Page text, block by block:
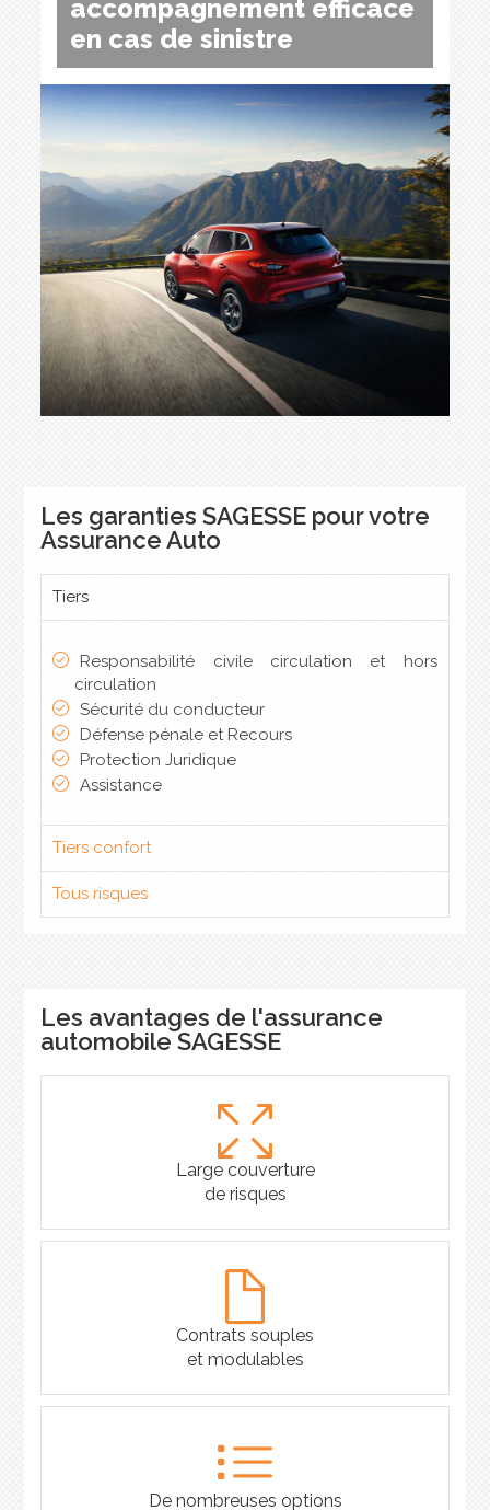
accompagnement efficace
en cas de sinistre
Les garanties SAGESSE pour votre
Assurance Auto
Tiers
Responsabilité civile circulation et hors
circulation
Sécurité du conducteur
Défense pénale et Recours
Protection Juridique
Assistance
Tiers confort
Tous risques
Les avantages de l'assurance
automobile SAGESSE
Large couverture
de risques
Contrats souples
et modulables
De nombreuses options